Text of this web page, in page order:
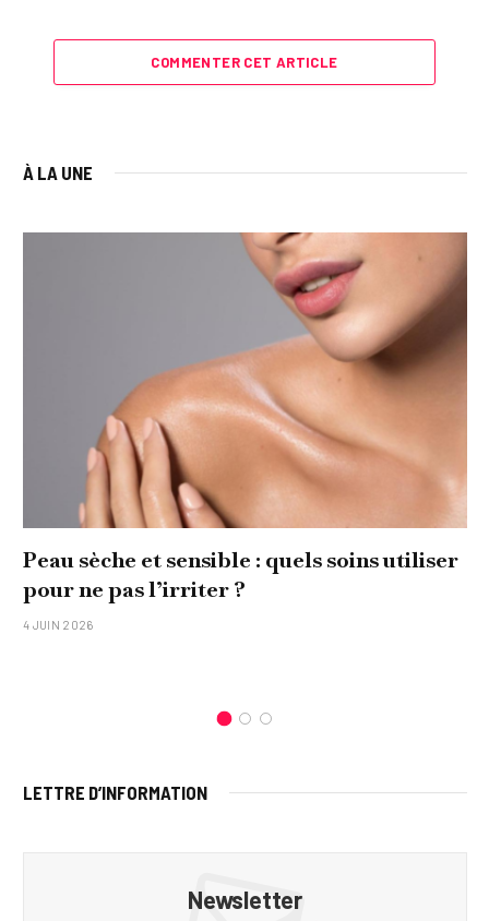
COMMENTER CET ARTICLE
À LA UNE
Peau sèche et sensible : quels soins utiliser
pour ne pas l’irriter ?
4 JUIN 2026
LETTRE D’INFORMATION
Newsletter